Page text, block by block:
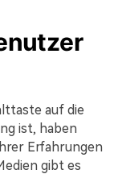
auf die
ist, haben
Erfahrungen
gibt es